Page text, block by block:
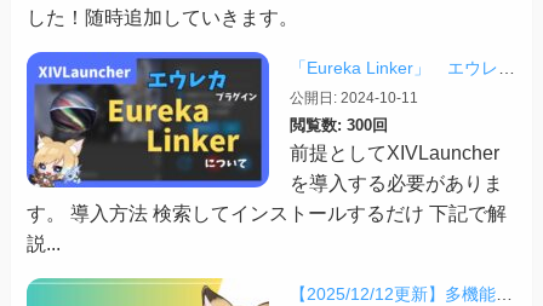
した！随時追加していきます。
公開日: 2024-10-11
閲覧数: 300回
前提としてXIVLauncher
を導入する必要がありま
す。 導入方法 検索してインストールするだけ 下記で解
説...
【2025/12/12更新】多機能ランチャー「XIVLauncher」の導入方法・使い方について